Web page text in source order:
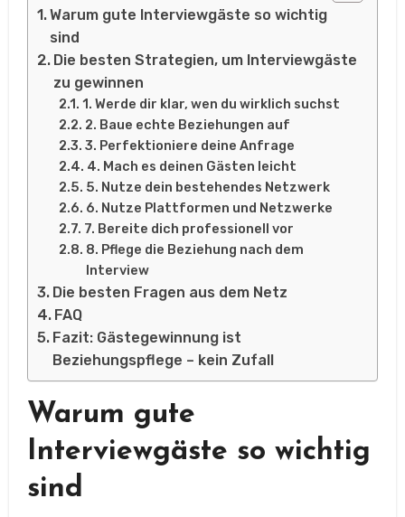
Warum gute Interviewgäste so wichtig
sind
Die besten Strategien, um Interviewgäste
zu gewinnen
1. Werde dir klar, wen du wirklich suchst
2. Baue echte Beziehungen auf
3. Perfektioniere deine Anfrage
4. Mach es deinen Gästen leicht
5. Nutze dein bestehendes Netzwerk
6. Nutze Plattformen und Netzwerke
7. Bereite dich professionell vor
8. Pflege die Beziehung nach dem
Interview
Die besten Fragen aus dem Netz
FAQ
Fazit: Gästegewinnung ist
Beziehungspflege – kein Zufall
Warum gute
Interviewgäste so wichtig
sind